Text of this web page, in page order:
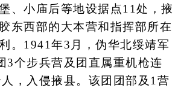
、小庙后等地设据点11处，掖
东西部的大本营和指挥部所在
。1941年3月，伪华北绥靖军
3个步兵营及团直属重机枪连
，入侵掖县。该团团部及1营